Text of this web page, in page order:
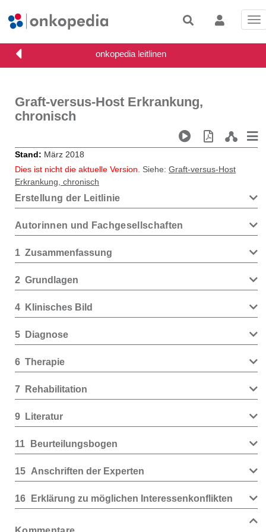
Graft-versus-Host Erkrankung,
chronisch
Stand
März 2018
Dies ist nicht die aktuelle Version.
Siehe: Graft-versus-Host
Erkrankung, chronisch
Erstellung der Leitlinie
Autorinnen und Fachgesellschaften
1 Zusammenfassung
2 Grundlagen
4 Klinisches Bild
5 Diagnose
6 Therapie
7 Rehabilitation
9 Literatur
11 Beurteilungsbogen
15 Anschriften der Experten
16 Erklärung zu möglichen Interessenkonflikten